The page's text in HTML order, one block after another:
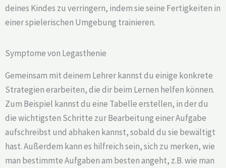
deines Kindes zu verringern, indem sie seine Fertigkeiten in
einer spielerischen Umgebung trainieren.
Symptome von Legasthenie
Gemeinsam mit deinem Lehrer kannst du einige konkrete
Strategien erarbeiten, die dir beim Lernen helfen können.
Zum Beispiel kannst du eine Tabelle erstellen, in der du
die wichtigsten Schritte zur Bearbeitung einer Aufgabe
aufschreibst und abhaken kannst, sobald du sie bewältigt
hast. Außerdem kann es hilfreich sein, sich zu merken, wie
man bestimmte Aufgaben am besten angeht, z.B. wie man